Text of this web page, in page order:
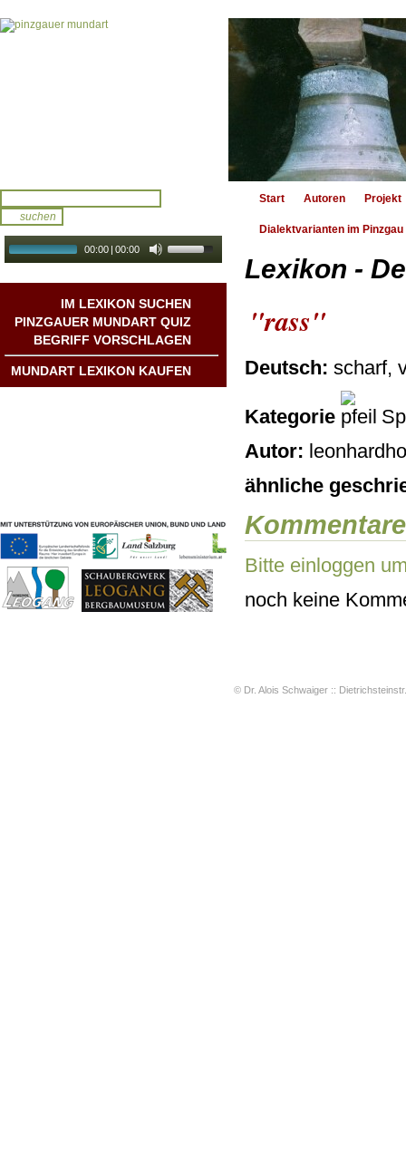
00:00 | 00:00
IM LEXIKON SUCHEN
PINZGAUER MUNDART QUIZ
BEGRIFF VORSCHLAGEN
MUNDART LEXIKON KAUFEN
Start Autoren Projekt
Dialektvarianten im Pinzgau
Lexikon -
"rass"
Deutsch: scharf,
Kategorie
Autor:
ähnliche
Kommentare
Bitte einloggen
noch keine
© Dr. Alois Schwaiger ::